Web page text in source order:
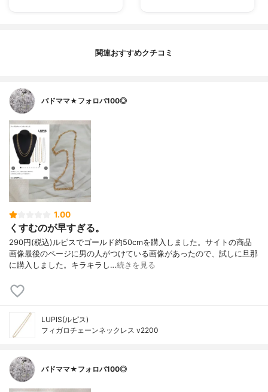
関連おすすめクチコミ
バドママ★フォロバ100◎
1.00
くすむのが早すぎる。
290円(税込)ルピスでゴールド約50cmを購入しました。サイトの商品
画像最後のページに男の人がつけている画像があったので、試しに旦那
に購入しました。キラキラし…続きを見る
LUPIS(ルピス)
フィガロチェーンネックレス v2200
バドママ★フォロバ100◎